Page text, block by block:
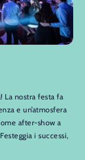
La nostra festa fa
e un’atmosfera
after-show a
i successi,